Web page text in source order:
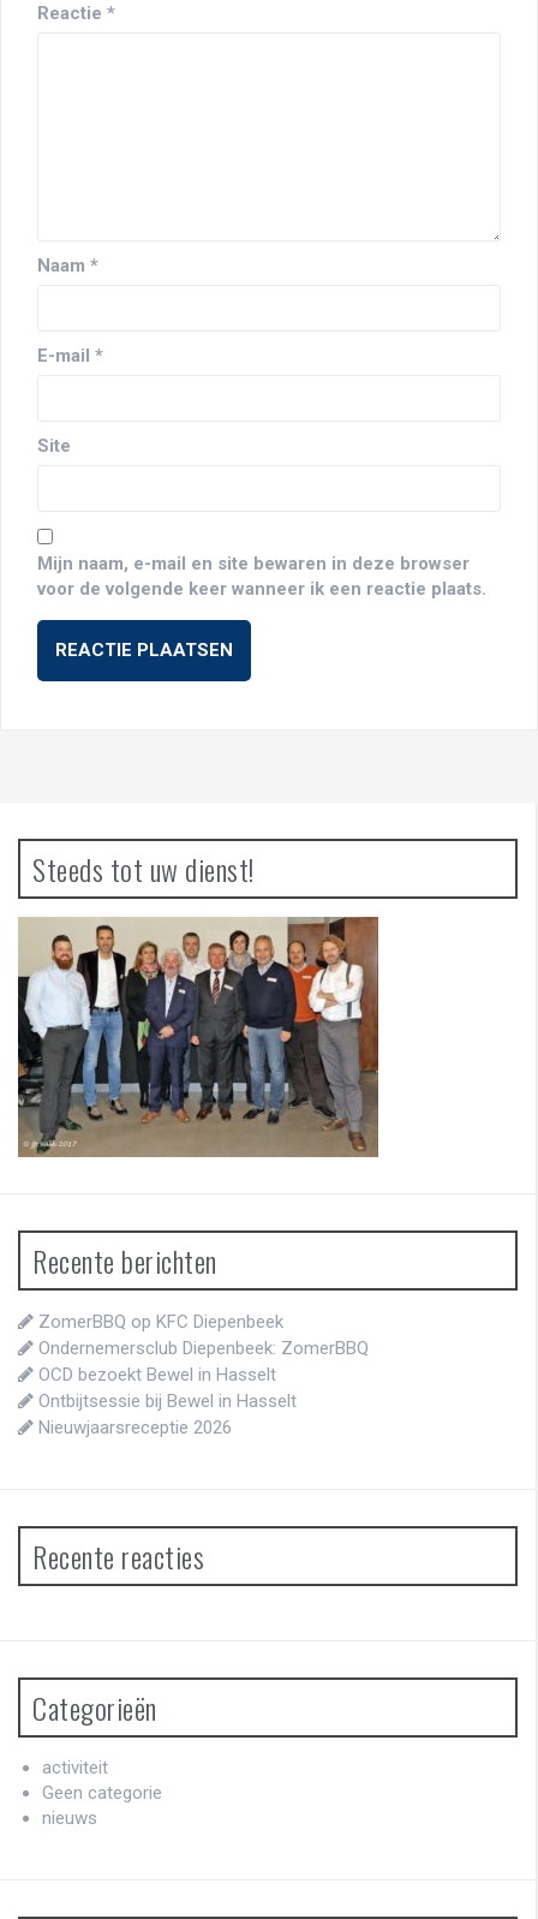
Reactie *
Naam *
E-mail *
Site
Mijn naam, e-mail en site bewaren in deze browser
voor de volgende keer wanneer ik een reactie plaats.
Steeds tot uw dienst!
Recente berichten
ZomerBBQ op KFC Diepenbeek
Ondernemersclub Diepenbeek: ZomerBBQ
OCD bezoekt Bewel in Hasselt
Ontbijtsessie bij Bewel in Hasselt
Nieuwjaarsreceptie 2026
Recente reacties
Categorieën
activiteit
Geen categorie
nieuws